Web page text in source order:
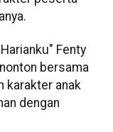
Fenty
bersama
karakter anak
dengan